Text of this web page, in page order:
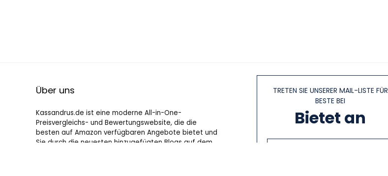
Über uns
Kassandrus.de ist eine moderne All-in-One-
Preisvergleichs- und Bewertungswebsite, die die
besten auf Amazon verfügbaren Angebote bietet und
Sie durch die neuesten hinzugefügten Blogs auf dem
TRETEN SIE UNSERER MAIL-LISTE FÜR
BESTE BEI
Bietet an